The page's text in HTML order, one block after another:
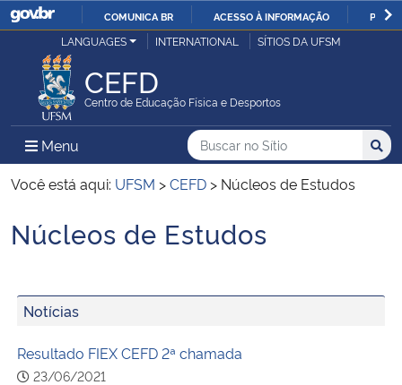
IR
COMUNICA BR ACESSO À INFORMAÇÃO
Ministério da Justiça e Segurança Pública
Ministério da Defesa
Ministério das Relações Exteriores
Ministério da Economia
Ministério da Agricultura, Pecuária e Abastecimento
Ministério da Educação
LANGUAGES INTERNATIONAL SÍTIOS DA UFSM
CEFD
Centro de Educação Física e Desportos
Menu Menu Principal do Sítio
Busca
Buscar no no Sítio
Busca:
Você está aqui: UFSM >CEFD > Núcleos de Estudos
Início do conteúdo
Núcleos de Estudos
Notícias
Resultado FIEX CEFD 2ª chamada
23/06/2021